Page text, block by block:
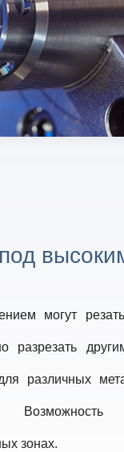
могут
разрезать
различных
Возможность
зонах.